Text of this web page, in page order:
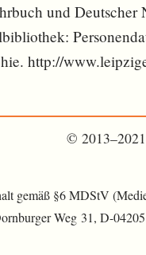
und
http://
©
gemäß §6 MDStV
Weg 31, D-